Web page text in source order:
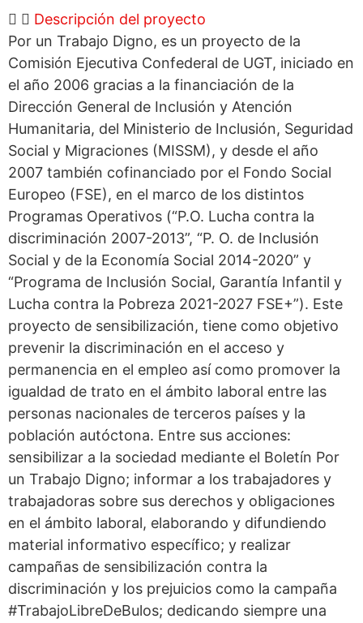
Descripción del proyecto
Por un Trabajo Digno, es un proyecto de la
Comisión Ejecutiva Confederal de UGT, iniciado en
el año 2006 gracias a la financiación de la
Dirección General de Inclusión y Atención
Humanitaria, del Ministerio de Inclusión, Seguridad
Social y Migraciones (MISSM), y desde el año
2007 también cofinanciado por el Fondo Social
Europeo (FSE), en el marco de los distintos
Programas Operativos (“P.O. Lucha contra la
discriminación 2007-2013”, “P. O. de Inclusión
Social y de la Economía Social 2014-2020” y
“Programa de Inclusión Social, Garantía Infantil y
Lucha contra la Pobreza 2021-2027 FSE+”). Este
proyecto de sensibilización, tiene como objetivo
prevenir la discriminación en el acceso y
permanencia en el empleo así como promover la
igualdad de trato en el ámbito laboral entre las
personas nacionales de terceros países y la
población autóctona. Entre sus acciones:
sensibilizar a la sociedad mediante el Boletín Por
un Trabajo Digno; informar a los trabajadores y
trabajadoras sobre sus derechos y obligaciones
en el ámbito laboral, elaborando y difundiendo
material informativo específico; y realizar
campañas de sensibilización contra la
discriminación y los prejuicios como la campaña
#TrabajoLibreDeBulos; dedicando siempre una